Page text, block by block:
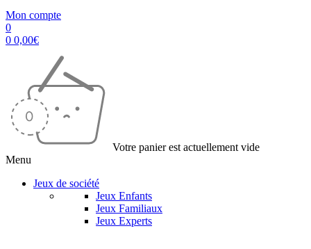
Mon compte
0
0 0,00€
Votre panier est actuellement vide
Menu
Jeux de société
Jeux Enfants
Jeux Familiaux
Jeux Experts